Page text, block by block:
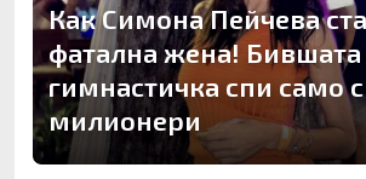
Как Симона Пейчева
фатална жена! Бившата
гимнастичка спи само с
милионери